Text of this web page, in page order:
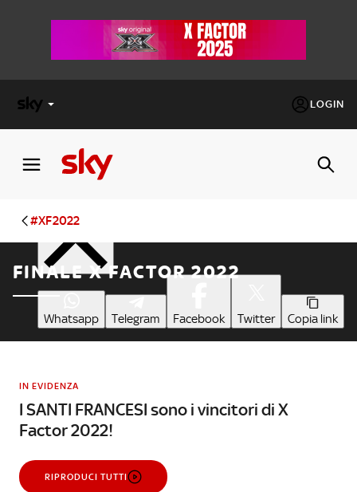
LOGIN
FACTOR
Cos’altro vedere:
PROGRAMMI SKY
Un mondo di offerte:
SKY.IT
#XF2022
FINALE X FACTOR 2022
Whatsapp Telegram Facebook Twitter Copia link
IN EVIDENZA
I SANTI FRANCESI sono i vincitori di X
Factor 2022!
RIPRODUCI TUTTI